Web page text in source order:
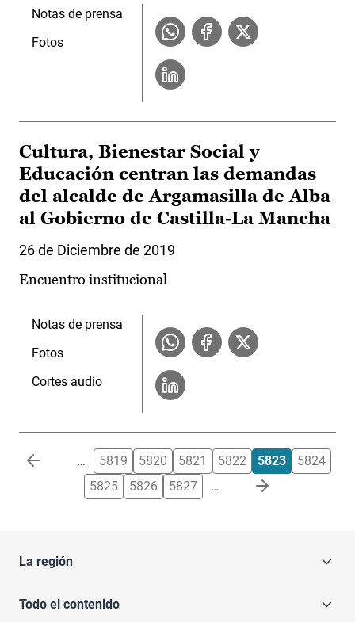
Notas de prensa
Fotos
Cultura, Bienestar Social y
Educación centran las demandas
del alcalde de Argamasilla de Alba
al Gobierno de Castilla-La Mancha
26 de Diciembre de 2019
Encuentro institucional
Notas de prensa
Fotos
Cortes audio
Paginación … 5819 5820 5821 5822 5823
5824
5825
5826 5827 …
La región
Todo el contenido